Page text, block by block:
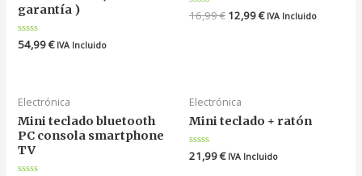
garantía )
Valorado
en
54,99€ IVA Incluido
Valorado
en
16,99€ 12,99€ IVA Incluido
Electrónica
Mini teclado bluetooth
PC consola smartphone
TV
Electrónica
Mini teclado + ratón
Valorado
en
21,99€ IVA Incluido